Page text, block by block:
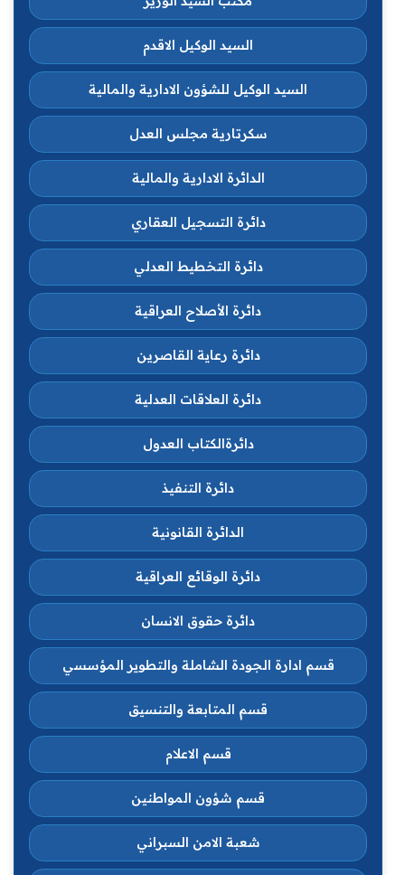
السيد الوكيل الاقدم
السيد الوكيل للشؤون الادارية والمالية
سكرتارية مجلس العدل
الدائرة الادارية والمالية
دائرة التسجيل العقاري
دائرة التخطيط العدلي
دائرة الأصلاح العراقية
دائرة رعاية القاصرين
دائرة العلاقات العدلية
دائرةالكتاب العدول
دائرة التنفيذ
الدائرة القانونية
دائرة الوقائع العراقية
دائرة حقوق الانسان
قسم ادارة الجودة الشاملة والتطوير المؤسسي
قسم المتابعة والتنسيق
قسم الاعلام
قسم شؤون المواطنين
شعبة الامن السبراني